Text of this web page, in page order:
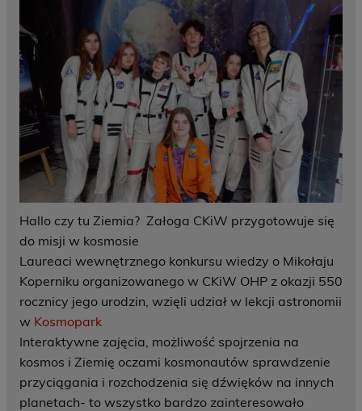
Hallo czy tu Ziemia? Załoga CKiW przygotowuje się
do misji w kosmosie
Laureaci wewnętrznego konkursu wiedzy o Mikołaju
Koperniku organizowanego w CKiW OHP z okazji 550
rocznicy jego urodzin, wzięli udział w lekcji astronomii
w Kosmopark
Interaktywne zajęcia, możliwość spojrzenia na
kosmos i Ziemię oczami kosmonautów sprawdzenie
przyciągania i rozchodzenia się dźwięków na innych
planetach- to wszystko bardzo zainteresowało